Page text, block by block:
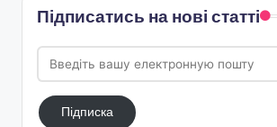
Підписатись на нові статті
вашу
електронную
поштуПідписка